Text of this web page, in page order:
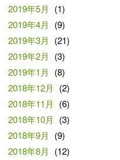
2019年5月
(1)
2019年4月
(9)
2019年3月
(21)
2019年2月
(3)
2019年1月
(8)
2018年12月
(2)
2018年11月
(6)
2018年10月
(3)
2018年9月
(9)
2018年8月
(12)